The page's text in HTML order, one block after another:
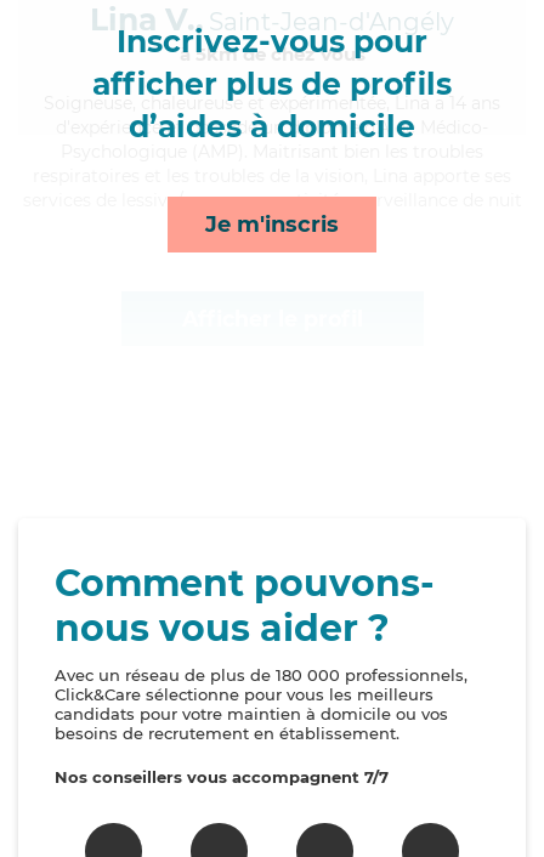
Inscrivez-vous pour
afficher plus de profils
d’aides à domicile
Je m'inscris
Lina V., Saint-Jean-d'Angély
à 5km de chez Vous
, chaleureuse et expérimentée, Lina a 14 ans
d'expérience et possède un diplôme d'Aide Médico-
services de lessive/repassage, activités, surveillance de nuit
et transports*
Comment pouvons-
nous vous aider ?
Avec un réseau de plus de 180 000 professionnels,
Click&Care sélectionne pour vous les meilleurs
candidats pour votre maintien à domicile ou vos
besoins de recrutement en établissement.
Nos conseillers vous accompagnent 7/7